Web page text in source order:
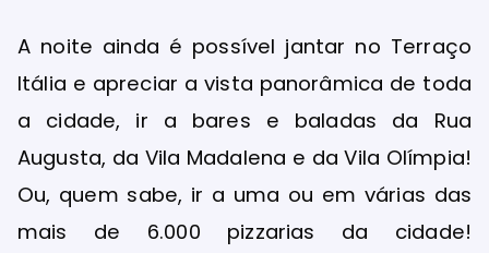
A noite ainda é possível jantar no Terraço
Itália e apreciar a vista panorâmica de toda
a cidade, ir a bares e baladas da Rua
Augusta, da Vila Madalena e da Vila Olímpia!
Ou, quem sabe, ir a uma ou em várias das
mais de 6.000 pizzarias da cidade!